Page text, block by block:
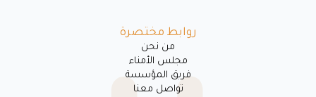
روابط مختصرة
ﻣﻦ ﻧﺤﻦ
مجلس الأمناء
فريق المؤسسة
تواصل معنا